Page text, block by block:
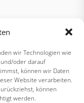
wir Technologien wie
oder darauf
können wir Daten
Website verarbeiten.
können
werden.